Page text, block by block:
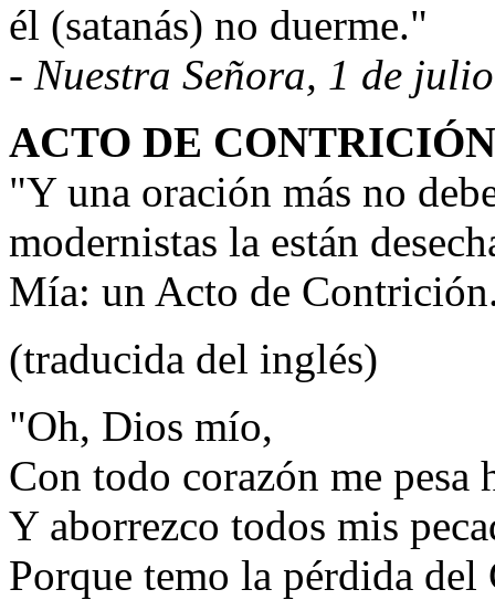
él (satanás) no duerme."
- Nuestra Señora, 1 de
ACTO DE CONTRICIÓN
"Y una oración más no
modernistas la están
Mía: un Acto de
(traducida del inglés)
"Oh, Dios mío,
Con todo corazón me
Y aborrezco todos mis
Porque temo la pérdida